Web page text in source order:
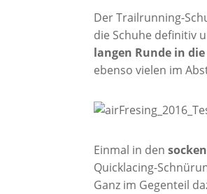
Der Trailrunning-
die Schuhe definitiv
langen Runde in
ebenso vielen im
Einmal in den
Quicklacing-
Ganz im Gegenteil